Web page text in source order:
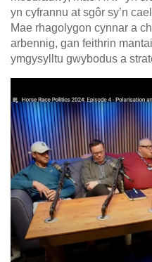
yn cyfrannu at sgôr sy’n
Mae rhagolygon cynnar a
arbennig, gan feithrin
ymgysylltu gwybodus a